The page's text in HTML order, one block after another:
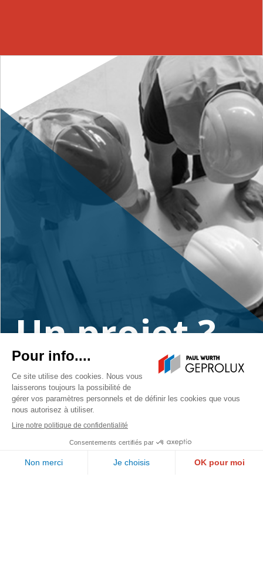
Un projet ?
Contactez-nous
PAUL WURTH GEPROLUX S.A.
1, rue de l’Aciérie